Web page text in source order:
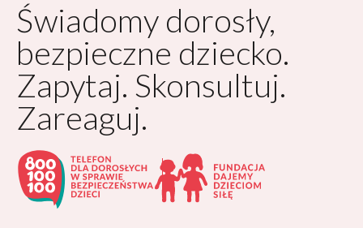
Świadomy dorosły,
bezpieczne dziecko.
Zapytaj. Skonsultuj.
Zareaguj.